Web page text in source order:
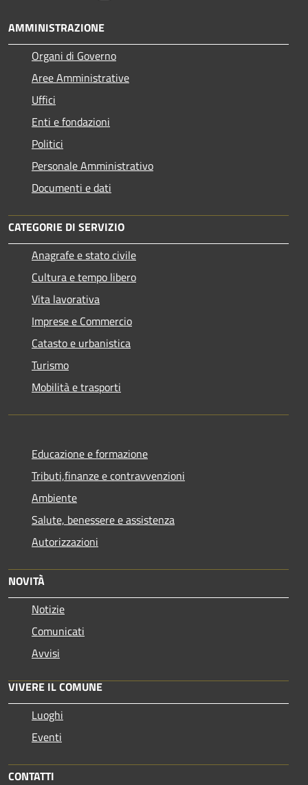
AMMINISTRAZIONE
Organi di Governo
Aree Amministrative
Uffici
Enti e fondazioni
Politici
Personale Amministrativo
Documenti e dati
CATEGORIE DI SERVIZIO
Anagrafe e stato civile
Cultura e tempo libero
Vita lavorativa
Imprese e Commercio
Catasto e urbanistica
Turismo
Mobilità e trasporti
Educazione e formazione
Tributi,finanze e contravvenzioni
Ambiente
Salute, benessere e assistenza
Autorizzazioni
NOVITÀ
Notizie
Comunicati
Avvisi
VIVERE IL COMUNE
Luoghi
Eventi
CONTATTI